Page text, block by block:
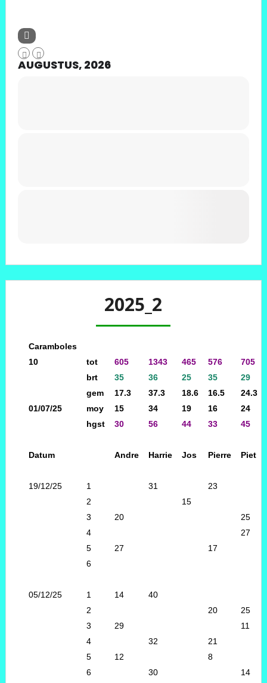
AUGUSTUS, 2026
2025_2
Caramboles
10
tot 605 1343 465 576 705
brt
35 36 25 35 29
gem
17.3 37.3 18.6 16.5 24.3
01/07/25
moy 15 34 19 16 24
hgst
30 56 44 33 45
Datum Andre Harrie Jos Pierre Piet
19/12/25 1 31
23
2
15
3
20
25
4
27
5
27
17
6
05/12/25 1 14
40
2
20
25
3
29
11
4
32
21
5
12
8
6
30 14